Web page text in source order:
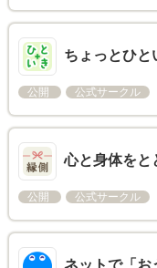
ちょっとひと
公開 公式サークル
心と身体を
公開 公式サークル
ネットで「お